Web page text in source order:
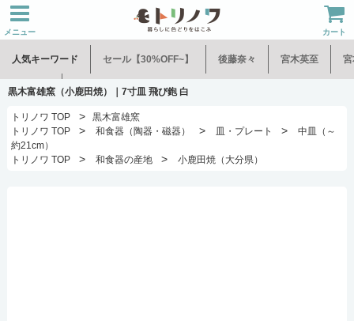
メニュー カート
人気キーワード セール【30%OFF~】 後藤奈々 宮木英至 宮
水谷和音 児玉修治
黒木富雄窯（小鹿田焼）｜7寸皿 飛び鉋 白
トリノワ TOP >
黒木富雄窯
トリノワ TOP
> 和食器（陶器・磁器） > 皿・プレート >
中皿（～
約21cm）
トリノワ TOP
> 和食器の産地 > 小鹿田焼（大分県）